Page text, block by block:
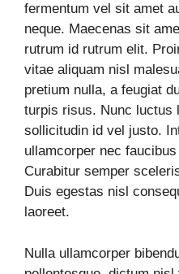
fermentum vel sit amet
neque. Maecenas sit
rutrum id rutrum elit.
vitae aliquam nisl
pretium nulla, a feugiat
turpis risus. Nunc luctus
sollicitudin id vel justo.
ullamcorper nec
Curabitur semper
Duis egestas nisl
laoreet.
Nulla ullamcorper